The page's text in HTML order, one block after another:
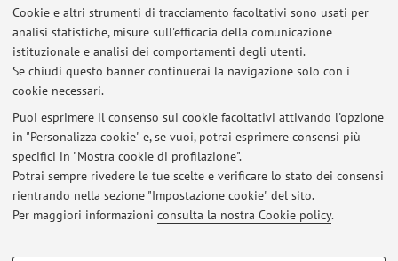
Cookie e altri strumenti di tracciamento facoltativi sono usati per
analisi statistiche, misure sull'efficacia della comunicazione
istituzionale e analisi dei comportamenti degli utenti.
Se chiudi questo banner continuerai la navigazione solo con i
cookie necessari.
Puoi esprimere il consenso sui cookie facoltativi attivando l'opzione
in "Personalizza cookie" e, se vuoi, potrai esprimere consensi più
specifici in "Mostra cookie di profilazione".
Potrai sempre rivedere le tue scelte e verificare lo stato dei consensi
rientrando nella sezione "Impostazione cookie" del sito.
Per maggiori informazioni consulta la nostra Cookie policy.
Il ricevimento di Lunedi 11 Maggio e' posticipato a Martedi 12
Maggio
Pubblicato il: 07 maggio 2026
I ricevimenti nelle settimane del 23 Marzo e 30 Marzo si terranno
online.
Pubblicato il: 23 marzo 2026
Il ricevimento di Lunedi 16 Marzo si terra' dalle 14.30 alle 16.00.
Pubblicato il: 15 marzo 2026